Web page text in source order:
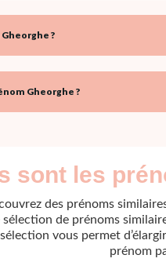
?
Gheorghe ?
sont les
des prénoms
de prénoms
vous permet
prénom